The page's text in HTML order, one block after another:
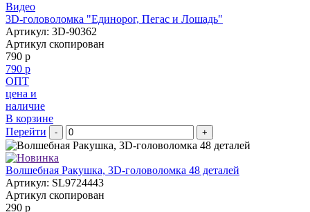
Видео
3D-головоломка "Единорог, Пегас и Лошадь"
Артикул: 3D-90362
Артикул скопирован
790 р
790 р
ОПТ
цена и
наличие
В корзине
Перейти
- +
Волшебная Ракушка, 3D-головоломка 48 деталей
Артикул: SL9724443
Артикул скопирован
290 р